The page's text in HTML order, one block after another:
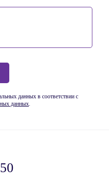
данных в соответствии с
данных